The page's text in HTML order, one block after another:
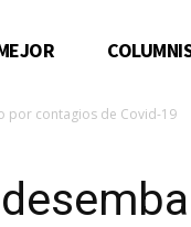
por contagios de Covid-19